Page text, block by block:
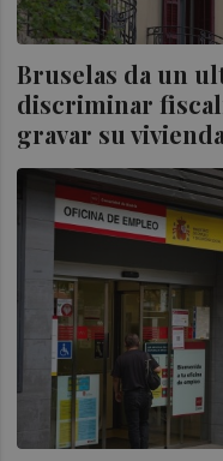
Bruselas da un
discriminar
gravar su